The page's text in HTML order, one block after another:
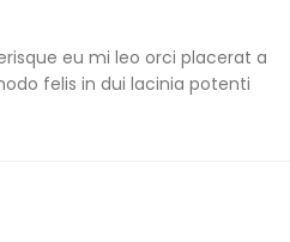
eu mi leo orci placerat a
felis in dui lacinia potenti